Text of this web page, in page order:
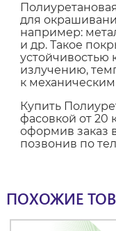
для
например:
и др. Такое
устойчивостью
излучению,
к
Купить
фасовкой от 20
оформив заказ
позвонив по
ПОХОЖИЕ